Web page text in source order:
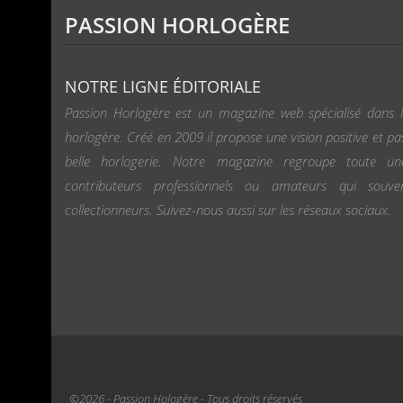
PASSION HORLOGÈRE
NOTRE LIGNE ÉDITORIALE
Passion Horlogère est un magazine web spécialisé dans
horlogère. Créé en 2009 il propose une vision positive et
belle horlogerie. Notre magazine regroupe toute
contributeurs professionnels ou amateurs qui
collectionneurs. Suivez-nous aussi sur les réseaux sociaux.
©2026 - Passion Hologère - Tous droits réservés